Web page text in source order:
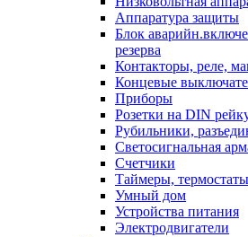
Аппаратура защиты
Блок
резерва
Контакторы, реле,
Концевые
Приборы
Розетки на DIN
Рубильники,
Светосигнальная
Счетчики
Таймеры, термостаты
Умный дом
Устройства питания
Электродвигатели